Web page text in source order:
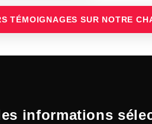
TÉMOIGNAGES SUR NOTRE
informations